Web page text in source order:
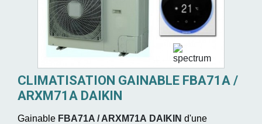
CLIMATISATION GAINABLE FBA71A /
ARXM71A DAIKIN
Gainable FBA71A / ARXM71A DAIKIN d'une